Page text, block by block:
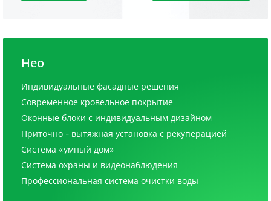
Нео
Индивидуальные фасадные решения
Современное кровельное покрытие
Оконные блоки с индивидуальным дизайном
Приточно - вытяжная установка с рекуперацией
Система «умный дом»
Система охраны и видеонаблюдения
Профессиональная система очистки воды